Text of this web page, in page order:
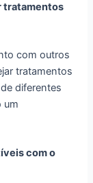
tratamentos
com outros
tratamentos
diferentes
um
com o